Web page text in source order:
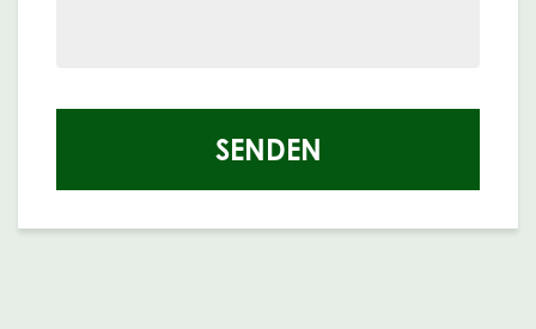
SENDEN